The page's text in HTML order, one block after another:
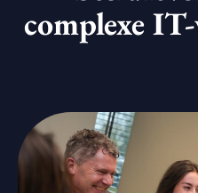
complexe